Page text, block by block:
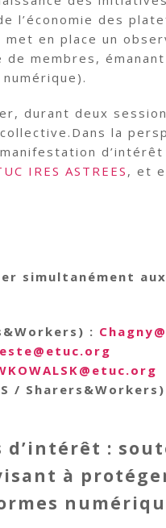
l’économie des
en place un
membres,
durant deux
la
IRES ASTREES , et
simultanément
:
/ Sharers&Workers)
:
à